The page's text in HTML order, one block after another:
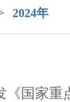
2024年
《国家重